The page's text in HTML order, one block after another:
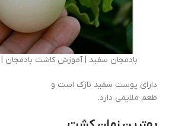
بادمجان سفید | آموزش کاشت بادمجان |
دارای پوست سفید نازک است و
طعم ملایمی دارد.